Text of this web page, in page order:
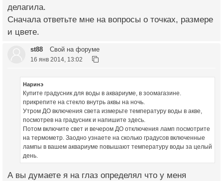
делагила.
Сначала ответьте мне на вопросы о точках, размере
и цвете.
st88 Свой на форуме
16 янв 2014, 13:02
Наринэ
Купите градусник для воды в аквариуме, в зоомагазине.
прикрепите на стекло внутрь аквы на ночь.
Утром ДО включения света измерьте температуру воды в акве,
посмотрев на градусник и напишите здесь.
Потом включите свет и вечером ДО отключения ламп посмотрите
на термометр. Заодно узнаете на сколько градусов включенные
лампы в вашем аквариуме повышают температуру воды за целый
день.
А вы думаете я на глаз определял что у меня